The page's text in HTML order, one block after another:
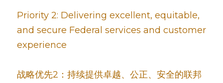
Priority 2: Delivering excellent, equitable,
and secure Federal services and customer
experience
战略优先2：持续提供卓越、公正、安全的联邦